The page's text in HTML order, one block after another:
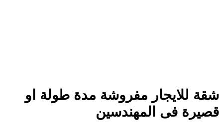
شقة للايجار مفروشة مدة طولة او
قصيرة فى المهندسين